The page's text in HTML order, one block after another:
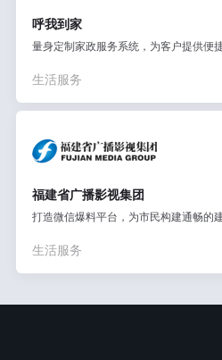
呼我到家
量身定制家政服务系统，为客户提供便
生活服务
福建省广播影视集团
打造微信爆料平台，为市民构建通畅的
生活服务